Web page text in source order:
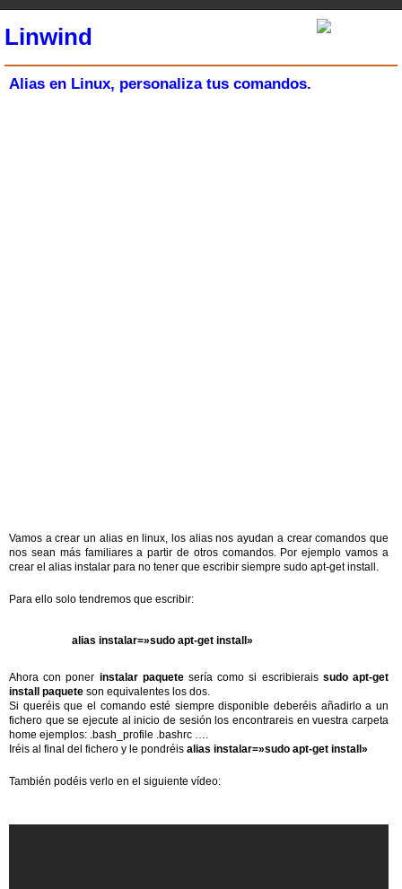
Linwind
Alias en Linux, personaliza tus comandos.
Vamos a crear un alias en linux, los alias nos ayudan a crear comandos que
nos sean más familiares a partir de otros comandos. Por ejemplo vamos a
crear el alias instalar para no tener que escribir siempre sudo apt-get install.
Para ello solo tendremos que escribir:
alias instalar=»sudo apt-get install»
Ahora con poner instalar paquetesería como si escribieraissudo apt-get
install paquete son equivalentes los dos.
Si queréis que el comando esté siempre disponible deberéis añadirlo a un
fichero que se ejecute al inicio de sesión los encontrareis en vuestra carpeta
home ejemplos: .bash_profile .bashrc ….
Iréis al final del fichero y le pondréis alias instalar=»sudo apt-get install»
También podéis verlo en el siguiente vídeo: